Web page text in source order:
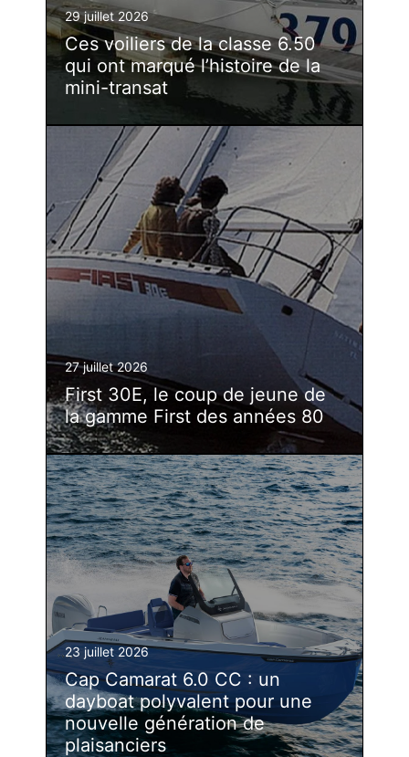
29 juillet 2026
Ces voiliers de la classe 6.50
qui ont marqué l’histoire de la
mini-transat
27 juillet 2026
First 30E, le coup de jeune de
la gamme First des années 80
23 juillet 2026
Cap Camarat 6.0 CC : un
dayboat polyvalent pour une
nouvelle génération de
plaisanciers